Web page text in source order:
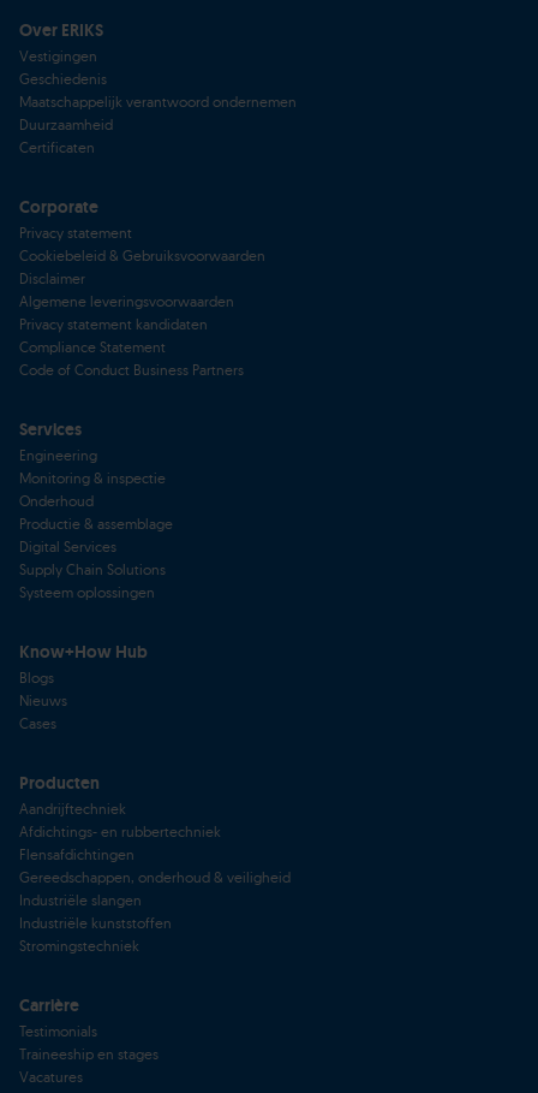
Over ERIKS
Vestigingen
Geschiedenis
Maatschappelijk verantwoord ondernemen
Duurzaamheid
Certificaten
Corporate
Privacy statement
Cookiebeleid & Gebruiksvoorwaarden
Disclaimer
Algemene leveringsvoorwaarden
Privacy statement kandidaten
Compliance Statement
Code of Conduct Business Partners
Services
Engineering
Monitoring & inspectie
Onderhoud
Productie & assemblage
Digital Services
Supply Chain Solutions
Systeem oplossingen
Know+How Hub
Blogs
Nieuws
Cases
Producten
Aandrijftechniek
Afdichtings- en rubbertechniek
Flensafdichtingen
Gereedschappen, onderhoud & veiligheid
Industriële slangen
Industriële kunststoffen
Stromingstechniek
Carrière
Testimonials
Traineeship en stages
Vacatures